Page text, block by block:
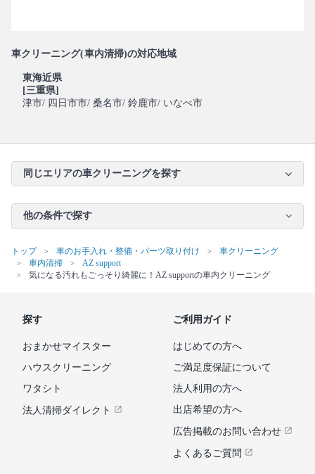
車クリーニング(車内清掃)の対応地域
東海近県
[三重県]
津市/ 四日市市/ 桑名市/ 鈴鹿市/ いなべ市
同じエリアの車クリーニングを探す
他の条件で探す
トップ 車のお手入れ・整備・パーツ取り付け
車クリーニング
車内清掃
AZ support
気になる汚れもごっそり綺麗に！AZ supportの車内クリーニング
探す
おまかせマイスター
ハウスクリーニング
ワタシト
法人清掃ダイレクト
ご利用ガイド
はじめての方へ
ご満足度保証について
法人利用の方へ
出店希望の方へ
広告掲載のお問い合わせ
よくあるご質問